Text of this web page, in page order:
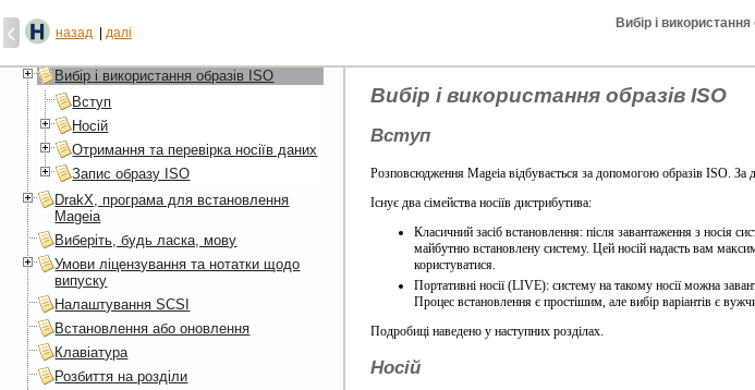
назад далі
Вибір і використання
Вибір і використання образів ISO
Вступ
Розповсюдження Mageia відбувається за допомогою образів ISO. За
Існує два сімейства носіїв дистрибутива:
Класичний засіб встановлення: після завантаження з носія
майбутню встановлену систему. Цей носій надасть вам
користуватися.
Портативні носії (LIVE): систему на такому носії можна
Процес встановлення є простішим, але вибір варіантів є
Подробиці наведено у наступних розділах.
Носій
Вміст Пошук
Вибір і використання образів ISO
Вступ
Носій
Отримання та перевірка носіїв даних
Запис образу ISO
DrakX, програма для встановлення
Mageia
Виберіть, будь ласка, мову
Умови ліцензування та нотатки щодо
випуску
Налаштування SCSI
Встановлення або оновлення
Клавіатура
Розбиття на розділи